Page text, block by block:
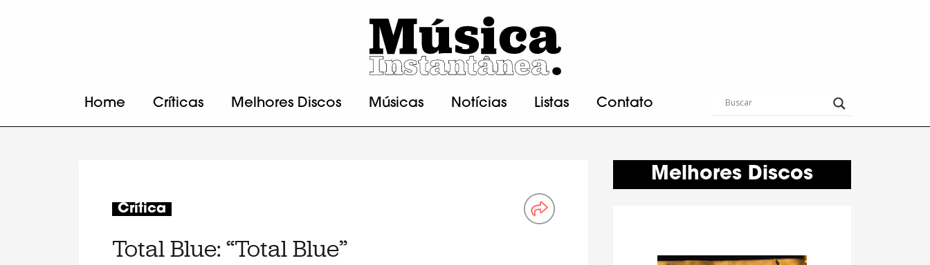
Home Críticas Melhores Discos Músicas Notícias Listas Contato
Crítica
Total Blue: “Total Blue”
Melhores Discos